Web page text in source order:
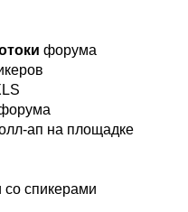
форума
ап на площадке
со спикерами